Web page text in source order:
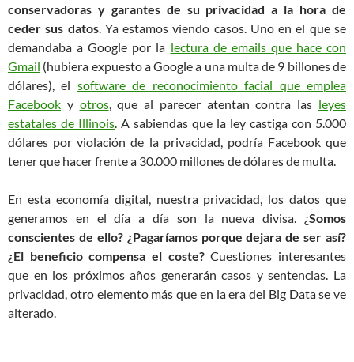
conservadoras y garantes de su privacidad a la hora de
ceder sus datos. Ya estamos viendo casos. Uno en el que se
demandaba a Google por la lectura de emails que hace con
Gmail (hubiera expuesto a Google a una multa de 9 billones de
dólares), el software de reconocimiento facial que emplea
Facebook y otros, que al parecer atentan contra las leyes
estatales de Illinois . A sabiendas que la ley castiga con 5.000
dólares por violación de la privacidad, podría Facebook que
tener que hacer frente a 30.000 millones de dólares de multa.
En esta economía digital, nuestra privacidad, los datos que
generamos en el día a día son la nueva divisa. ¿Somos
conscientes de ello? ¿Pagaríamos porque dejara de ser así?
¿El beneficio compensa el coste?Cuestiones interesantes
que en los próximos años generarán casos y sentencias. La
privacidad, otro elemento más que en la era del Big Data se ve
alterado.